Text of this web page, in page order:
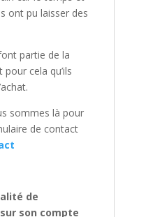
ont pu laisser des
partie de la
pour cela qu’ils
sommes là pour
de contact
de
son compte